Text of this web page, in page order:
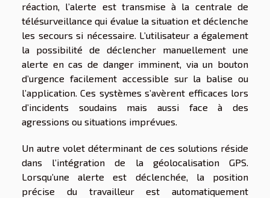
réaction, l’alerte est transmise à la centrale de
télésurveillance qui évalue la situation et déclenche
les secours si nécessaire. L’utilisateur a également
la possibilité de déclencher manuellement une
alerte en cas de danger imminent, via un bouton
d’urgence facilement accessible sur la balise ou
l’application. Ces systèmes s’avèrent efficaces lors
d’incidents soudains mais aussi face à des
agressions ou situations imprévues.
Un autre volet déterminant de ces solutions réside
dans l’intégration de la géolocalisation GPS.
Lorsqu’une alerte est déclenchée, la position
précise du travailleur est automatiquement